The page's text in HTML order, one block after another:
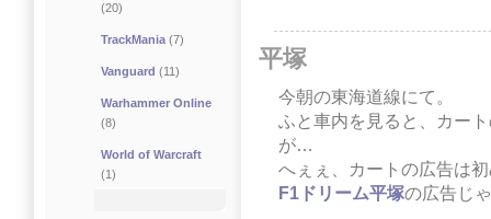
平塚
今朝の東海道線にて。
ふと車内を見ると、カー
が…
へぇぇ、カートの広告は
F1ドリーム平塚の広告じ
(20)
TrackMania(7)
Vanguard (11)
Warhammer Online
(8)
World of Warcraft
(1)